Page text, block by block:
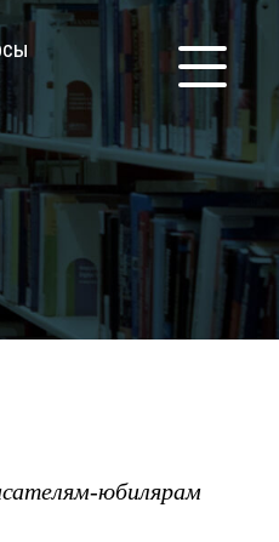
юбилярам